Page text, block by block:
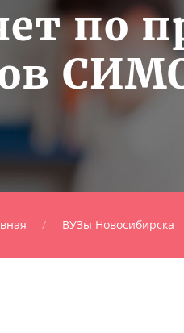
по
ВУЗы Новосибирска